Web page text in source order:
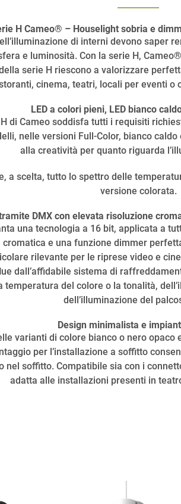
H Cameo® – Houselight sobria e
di interni devono saper
e luminosità. Con la serie H,
serie H riescono a valorizzare
cinema, teatri, locali per eventi o
LED a colori pieni, LED bianco
di Cameo soddisfa tutti i requisiti
nelle versioni Full-Color, bianco
alla creatività per quanto riguarda
a scelta, tutto lo spettro delle
versione colorata.
DMX con elevata risoluzione
una tecnologia a 16 bit, applicata a
cromatica e una funzione dimmer
rilevante per le riprese video e
dall’affidabile sistema di
del colore o la tonalità,
dell’illuminazione del
Design minimalista e
varianti di colore bianco o nero
per l’installazione a soffitto
soffitto. Compatibile sia con i
adatta alle installazioni presenti in